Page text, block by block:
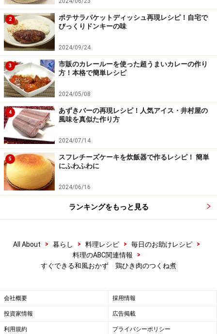
2
ポテサラパケットディッシュ再現レシピ！自宅で
びっくりドンキーの味
2024/09/24
3
市販のカレールーを使った超うまいカレーの作り
方！本格で簡単レシピ
2024/05/08
4
あずきバーの再現レシピ！人気アイス・井村屋の
風味を真似た作り方
2024/07/14
5
スフレチーズケーキを炊飯器で作るレシピ！ 簡単
にふわふわに
2024/06/16
ランキングをもっと見る
All About > 暮らし > 料理レシピ > 毎日のお助けレシピ
>
料理のABC関連情報
>
すぐできる和風おかず 鶏ひき肉のつくね煮
会社概要 採用情報
投資家情報 広告掲載
利用規約 プライバシーポリシー